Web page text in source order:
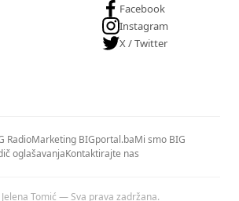
Facebook
Instagram
X / Twitter
RadioMarketing BIGportal.baMi smo BIG
oglašavanjaKontaktirajte nas
Tomić — Sva prava zadržana.